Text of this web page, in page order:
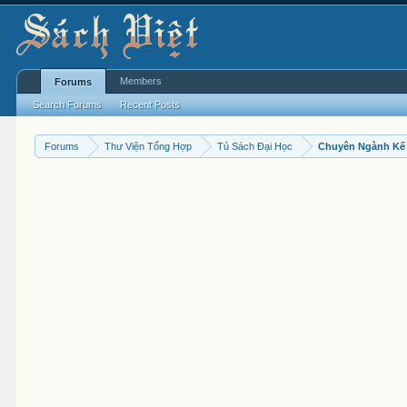
Forums Thư Viện Tổng Hợp Tủ Sách Đại Học Chuyên Ngành Kế
Forums
Search Forums Recent Posts
Members